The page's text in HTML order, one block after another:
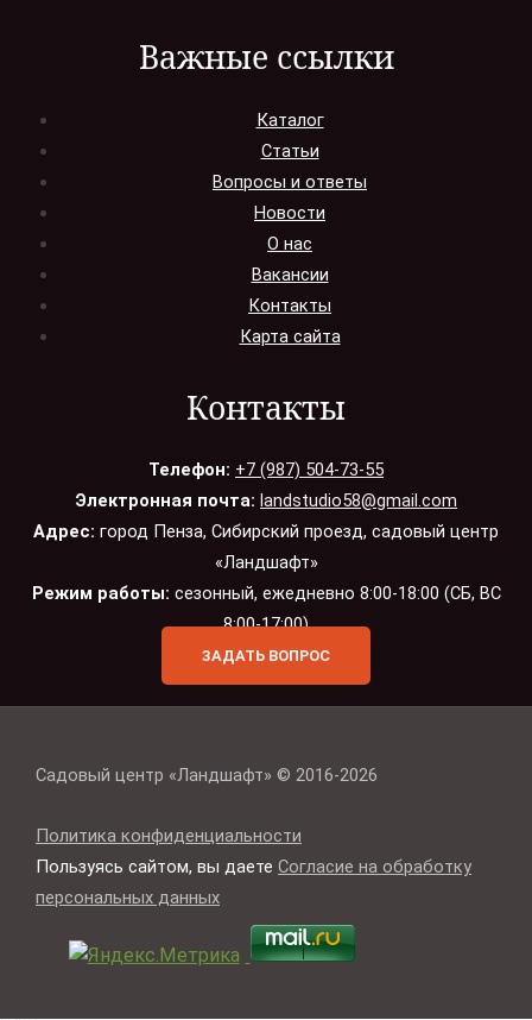
Важные ссылки
Каталог
Статьи
Вопросы и ответы
Новости
О нас
Вакансии
Контакты
Карта сайта
Контакты
Телефон: +7 (987) 504-73-55
Электронная почта: landstudio58@gmail.com
Адрес: город Пенза, Сибирский проезд, садовый центр
«Ландшафт»
Режим работы: сезонный, ежедневно 8:00-18:00 (СБ, ВС
8:00-17:00)
ЗАДАТЬ ВОПРОС
Садовый центр «Ландшафт» © 2016-2026
Политика конфиденциальности
Пользуясь сайтом, вы даете Согласие на обработку
персональных данных